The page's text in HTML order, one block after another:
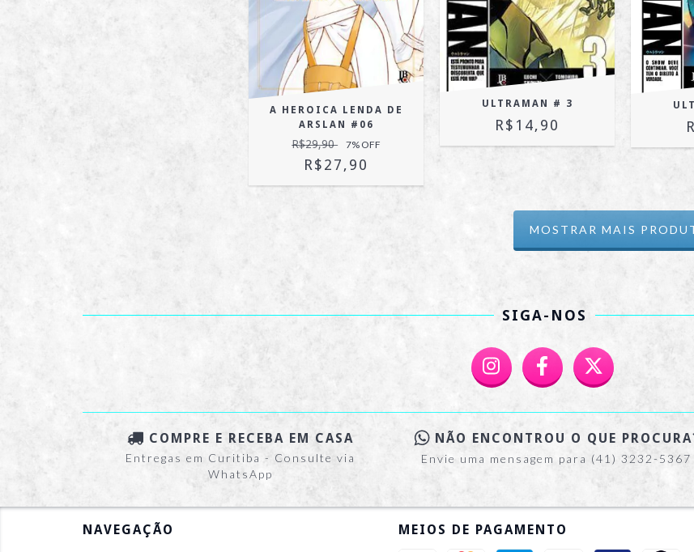
A HEROICA LENDA DE
ARSLAN #06
R$29,90 7% OFF
R$27,90
ULTRAMAN # 3
R$14,90
MOSTRAR MAIS
SIGA-NOS
COMPRE E RECEBA EM CASA
Entregas em Curitiba - Consulte via
WhatsApp
NÃO ENCONTROU O QUE
Envie uma mensagem para (41) 3232-5367
NAVEGAÇÃO MEIOS DE PAGAMENTO